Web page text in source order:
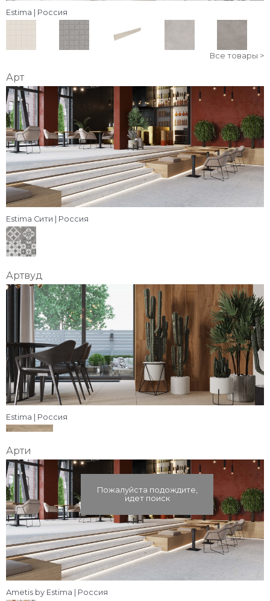
Estima | Россия
Все товары >
Арт
Estima Сити | Россия
Артвуд
Estima | Россия
Арти
Ametis by Estima | Россия
Пожалуйста подождите,
идет поиск